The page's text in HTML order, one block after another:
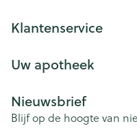
Klantenservice
Uw apotheek
Nieuwsbrief
Blijf op de hoogte van